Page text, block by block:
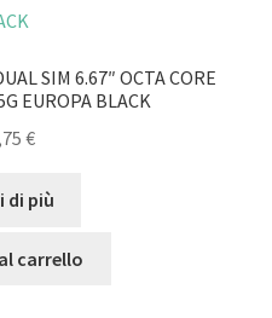
SIM 6.67″ OCTA CORE
EUROPA BLACK
€
di più
carrello